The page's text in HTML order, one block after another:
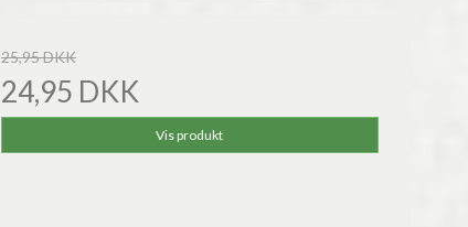
25,95 DKK
24,95 DKK
Vis produkt